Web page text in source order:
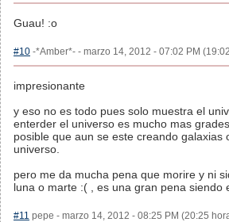
Guau! :o
#10 -*Amber*- - marzo 14, 2012 - 07:02 PM
impresionante
y eso no es todo pues solo muestra el
enterder el universo es mucho mas
posible que aun se este creando galaxias
universo.
pero me da mucha pena que morire y ni
luna o marte :( , es una gran pena siendo
#11 pepe - marzo 14, 2012 - 08:25 PM (20:25